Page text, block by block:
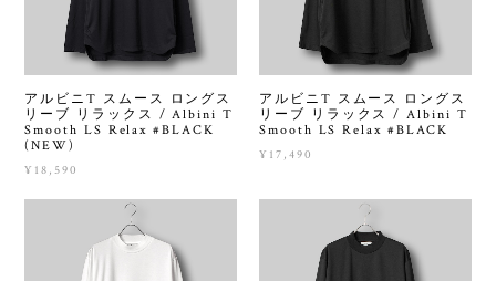
アルビニT スムース ロングス
リーブ リラックス / Albini T
Smooth LS Relax #BLACK
(NEW)
¥18,590
アルビニT スムース ロングス
リーブ リラックス / Albini T
Smooth LS Relax #BLACK
¥17,490